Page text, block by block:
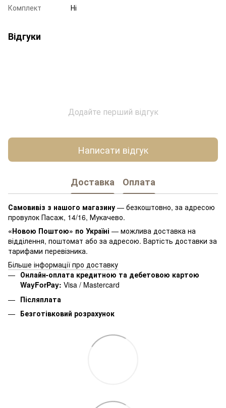
Комплект
Ні
Відгуки
Додайте перший відгук
Написати відгук
Доставка Оплата
Самовивіз з нашого магазину — безкоштовно, за адресою
провулок Пасаж, 14/16, Мукачево.
«Новою Поштою» по Україні — можлива доставка на
відділення, поштомат або за адресою. Вартість доставки за
тарифами перевізника.
Більше інформації про доставку
Онлайн-оплата кредитною та дебетовою картою
WayForPay: Visa / Mastercard
Післяплата
Безготівковий розрахунок